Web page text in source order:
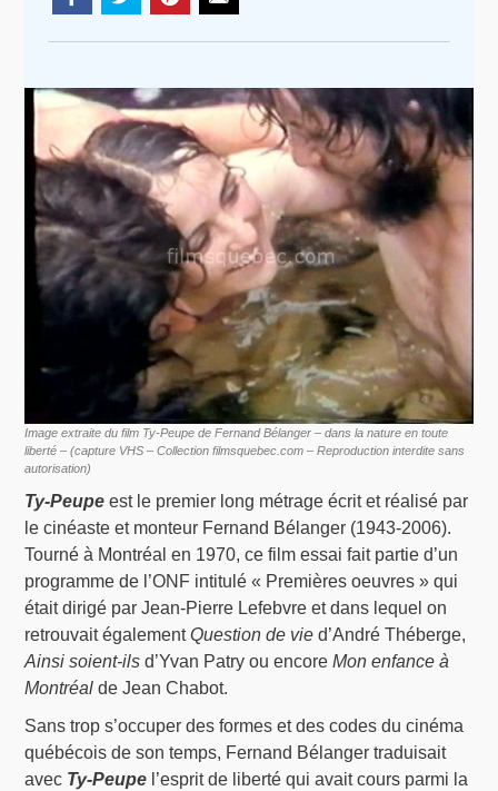
Image extraite du film Ty-Peupe de Fernand Bélanger – dans la nature en toute
liberté – (capture VHS – Collection filmsquebec.com – Reproduction interdite sans
autorisation)
Ty-Peupe est le premier long métrage écrit et réalisé par
le cinéaste et monteur Fernand Bélanger (1943-2006).
Tourné à Montréal en 1970, ce film essai fait partie d’un
programme de l’ONF intitulé « Premières oeuvres » qui
était dirigé par Jean-Pierre Lefebvre et dans lequel on
retrouvait égalementQuestion de vie d’André Théberge,
Ainsi soient-ils d’Yvan Patry ou encoreMon enfance à
Montréal de Jean Chabot.
Sans trop s’occuper des formes et des codes du cinéma
québécois de son temps, Fernand Bélanger traduisait
avec Ty-Peupe l’esprit de liberté qui avait cours parmi la